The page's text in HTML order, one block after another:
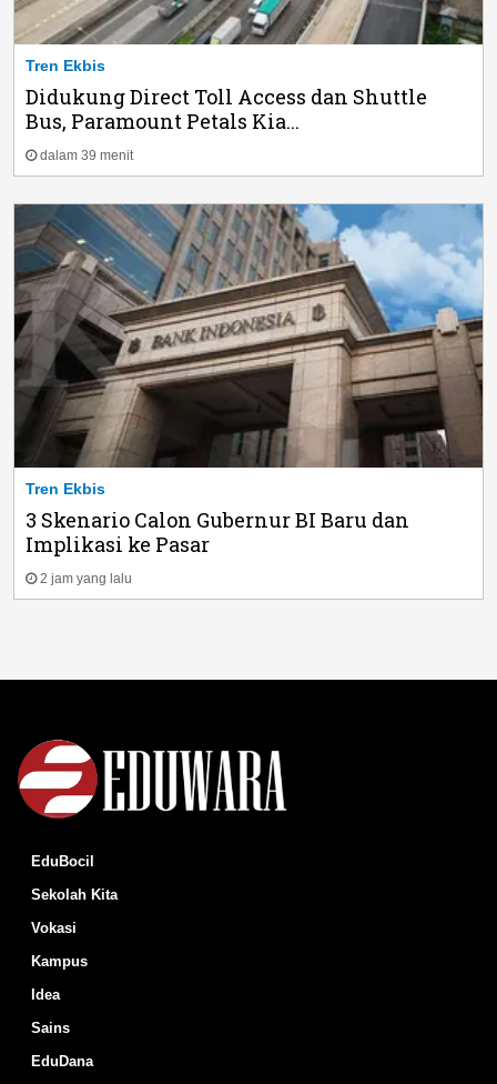
Tren Ekbis
Didukung Direct Toll Access dan Shuttle
Bus, Paramount Petals Kia...
dalam 39 menit
Tren Ekbis
3 Skenario Calon Gubernur BI Baru dan
Implikasi ke Pasar
2 jam yang lalu
EduBocil
Sekolah Kita
Vokasi
Kampus
Idea
Sains
EduDana